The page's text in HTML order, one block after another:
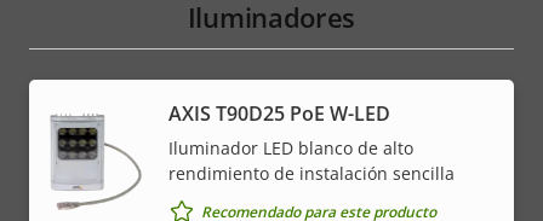
Iluminadores
AXIS T90D25 PoE W-LED
Iluminador LED blanco de alto
rendimiento de instalación sencilla
Recomendado para este producto